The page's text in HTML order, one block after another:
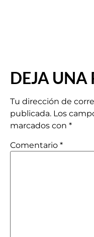
DEJA UNA
Tu dirección de
publicada. Los
marcados con *
Comentario *